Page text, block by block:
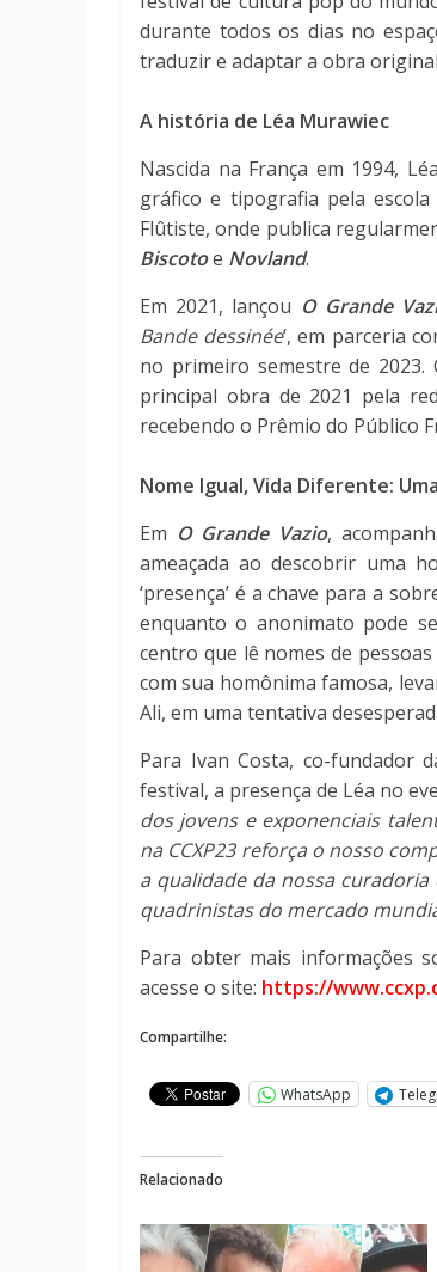
durante todos os dias no
traduzir e adaptar a obra
A história de Léa Murawiec
Nascida na França em 1994,
gráfico e tipografia pela
Flûtiste, onde publica
Biscotoe Novland.
Em 2021, lançou O Grande
Bande dessinée‘, em parceria
no primeiro semestre de
principal obra de 2021 pela
recebendo o Prêmio do Público
Nome Igual, Vida Diferente:
Em O Grande Vazio,
ameaçada ao descobrir uma
‘presença’ é a chave para a
enquanto o anonimato pode
centro que lê nomes de
com sua homônima famosa,
Ali, em uma tentativa
Para Ivan Costa, co-fundador
festival, a presença de Léa no
dos jovens e exponenciais
na CCXP23 reforça o nosso
a qualidade da nossa
quadrinistas do mercado
Para obter mais informações
acesse o site: https://
Compartilhe:
WhatsApp
Relacionado